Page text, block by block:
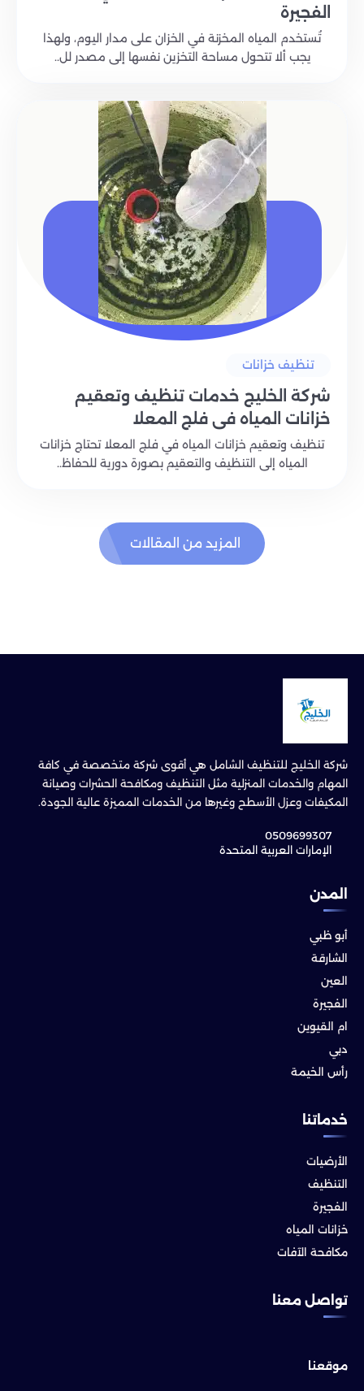
الفجيرة
تُستخدم المياه المخزنة في الخزان على مدار اليوم، ولهذا
يجب ألا تتحول مساحة التخزين نفسها إلى مصدر لل..
تنظيف خزانات
شركة الخليج خدمات تنظيف وتعقيم
خزانات المياه في فلج المعلا
تنظيف وتعقيم خزانات المياه في فلج المعلا تحتاج خزانات
المياه إلى التنظيف والتعقيم بصورة دورية للحفاظ..
المزيد من المقالات
شركة الخليج للتنظيف الشامل هي أقوى شركة متخصصة في كافة
المهام والخدمات المنزلية مثل التنظيف ومكافحة الحشرات وصيانة
المكيفات وعزل الأسطح وغيرها من الخدمات المميزة عالية الجودة.
0509699307
الإمارات العربية المتحدة
المدن
أبو ظبي
الشارقة
العين
الفجيرة
ام القيوين
دبي
رأس الخيمة
خدماتنا
الأرضيات
التنظيف
الفجيرة
خزانات المياه
مكافحة الآفات
تواصل معنا
موقعنا